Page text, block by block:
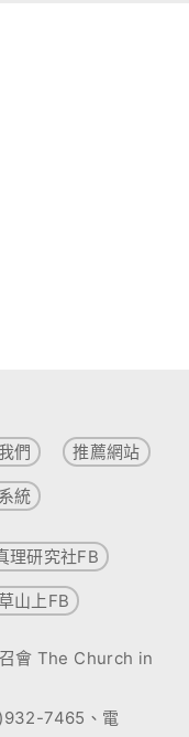
們 推薦網站
統
理研究社FB
山上FB
會 The Church in
7465、電